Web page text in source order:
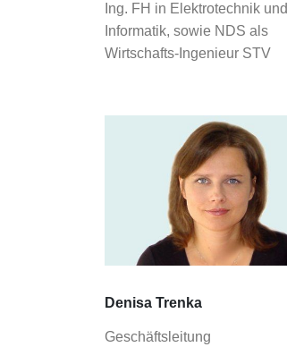
Ing. FH in Elektrotechnik und
Informatik, sowie NDS als
Wirtschafts-Ingenieur STV
Denisa Trenka
Geschäftsleitung